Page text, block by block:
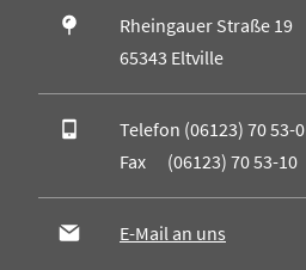
Rheingauer Straße 19
65343 Eltville
Telefon (06123) 70 53-0
Fax (06123) 70 53-10
E-Mail an uns